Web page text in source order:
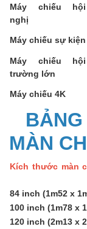
Máy chiếu hội
nghị
Máy chiếu sự kiện
Máy chiếu hội
trường lớn
Máy chiếu 4K
MÀN
Kích thước màn
84 inch (1m52 x
100 inch (1m78 x
120 inch (2m13 x